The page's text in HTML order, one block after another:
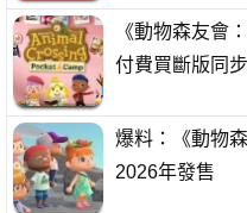
《動物森友會
付費買斷版同
爆料：《動物
2026年發售